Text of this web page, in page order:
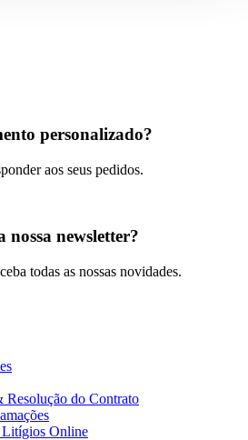
personalizado?
aos seus pedidos.
nossa newsletter?
todas as nossas novidades.
Resolução do Contrato
Litígios Online